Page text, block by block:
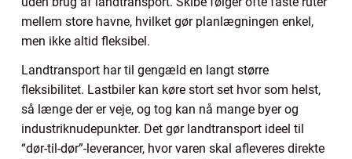
mellem store havne, hvilket gør planlægningen enkel,
men ikke altid fleksibel.
Landtransport har til gengæld en langt større
fleksibilitet. Lastbiler kan køre stort set hvor som helst,
så længe der er veje, og tog kan nå mange byer og
industriknudepunkter. Det gør landtransport ideel til
“dør-til-dør”-leverancer, hvor varen skal afleveres direkte